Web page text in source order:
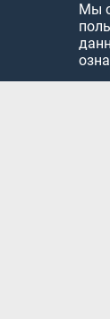
Мы